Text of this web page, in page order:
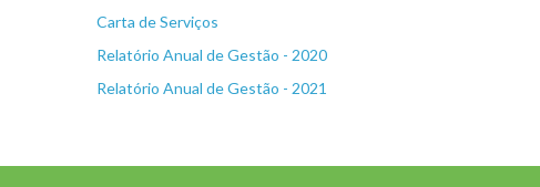
Carta de Serviços
Relatório Anual de Gestão - 2020
Relatório Anual de Gestão - 2021